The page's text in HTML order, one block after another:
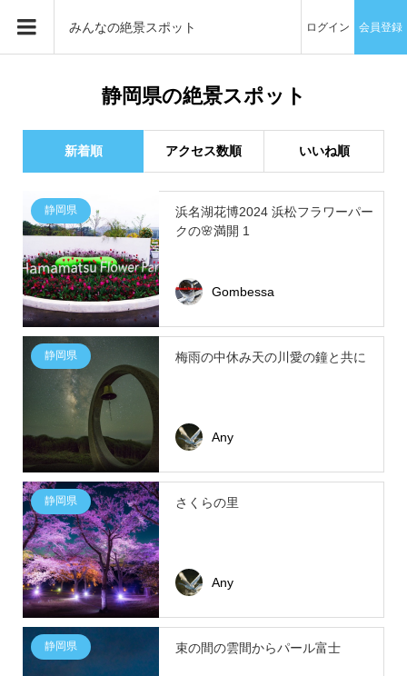
みんなの絶景スポット ログイン 会員登録
静岡県の絶景スポット
新着順 アクセス数順 いいね順
静岡県
浜名湖花博2024 浜松フラワーパー
クの🌸満開 1
Gombessa
静岡県 梅雨の中休み天の川愛の鐘と共に
Any
静岡県 さくらの里
Any
静岡県 束の間の雲間からパール富士